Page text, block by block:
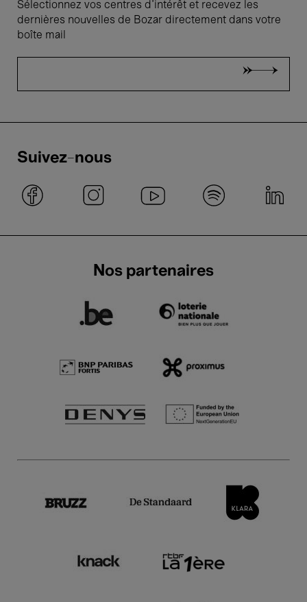
Sélectionnez vos centres d'intérêt et recevez les
dernières nouvelles de Bozar directement dans votre
boîte mail
Suivez-nous
Nos partenaires